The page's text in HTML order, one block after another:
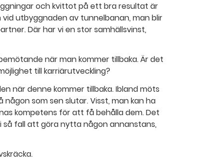
och kvittot på ett bra resultat är
utbyggnaden av tunnelbanan, man blir
Där har vi en stor samhällsvinst,
när man kommer tillbaka. Är det
till karriärutveckling?
när denne kommer tillbaka. Ibland möts
som sen slutar. Visst, man kan ha
kompetens för att få behålla dem. Det
fall att göra nytta någon annanstans,